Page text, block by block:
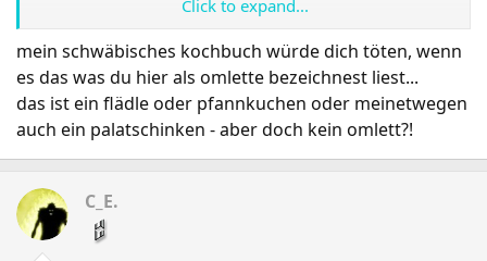
1 dl Wasser
1 KL Salz
1 Ei
Etwa 1/3 der Menge in die erhitzte Bratpfanne geben
und warten, bis die Omelette etwas braun ist -
Click to expand...
mein schwäbisches kochbuch würde dich töten, wenn
es das was du hier als omlette bezeichnest liest...
das ist ein flädle oder pfannkuchen oder meinetwegen
auch ein palatschinken - aber doch kein omlett?!
C_E.